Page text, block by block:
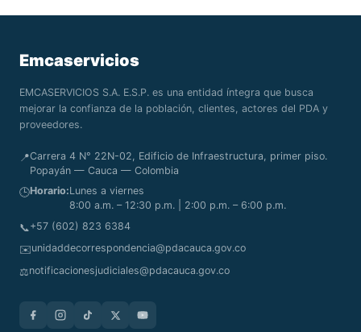
Emcaservicios
EMCASERVICIOS S.A. E.S.P. es una entidad íntegra que busca
mejorar la confianza de la población, clientes, actores del PDA y
proveedores.
📍Carrera 4 N° 22N-02, Edificio de Infraestructura, primer piso.
Popayán — Cauca — Colombia
🕒Horario:Lunes a viernes
8:00 a.m. – 12:30 p.m. | 2:00 p.m. – 6:00 p.m.
📞+57 (602) 823 6384
✉️unidaddecorrespondencia@pdacauca.gov.co
⚖️notificacionesjudiciales@pdacauca.gov.co